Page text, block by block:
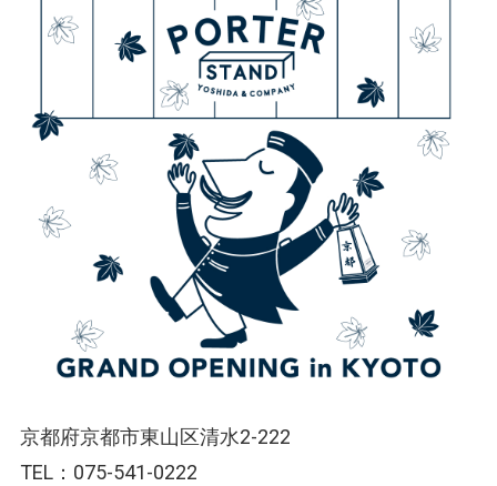
京都府京都市東山区清水2-222
TEL：075-541-0222